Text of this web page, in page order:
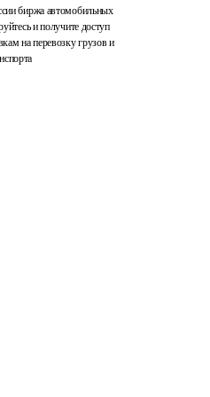
биржа автомобильных
и получите доступ
на перевозку грузов и